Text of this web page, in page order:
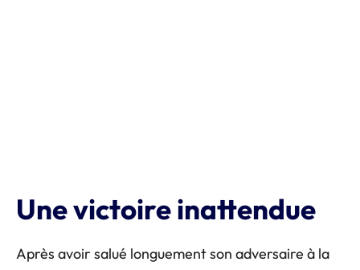
Une victoire inattendue
Après avoir salué longuement son adversaire à la